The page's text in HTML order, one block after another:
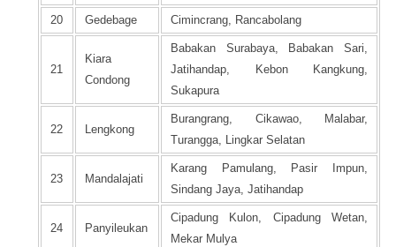
20 Gedebage Cimincrang, Rancabolang
21
Kiara
Condong
Babakan Surabaya, Babakan Sari,
Jatihandap, Kebon Kangkung,
Sukapura
22 Lengkong
Burangrang, Cikawao, Malabar,
Turangga, Lingkar Selatan
23 Mandalajati
Karang Pamulang, Pasir Impun,
Sindang Jaya, Jatihandap
24 Panyileukan
Cipadung Kulon, Cipadung Wetan,
Mekar Mulya